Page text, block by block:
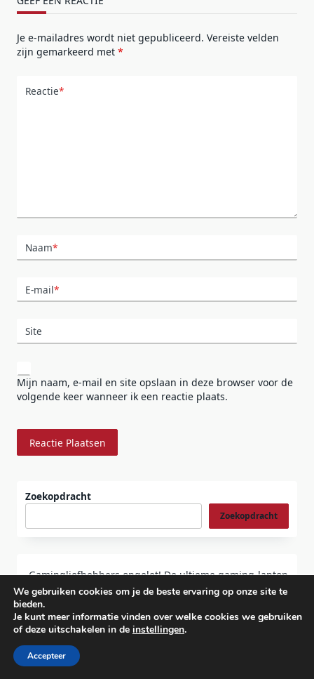
Je e-mailadres wordt niet gepubliceerd. Vereiste velden
zijn gemarkeerd met *
Reactie*
Naam*
E-mail*
Site
Mijn naam, e-mail en site opslaan in deze browser voor de
volgende keer wanneer ik een reactie plaats.
Zoekopdracht
Zoekopdracht
Gamingliefhebbers opgelet! De ultieme gaming-laptop
ranglijst – Volledige vergelijking van de RTX 40-serie
IPhone 16-serie uitgebreide beoordeling: De perfecte
fusie van innovatie en prestaties
Tablet Vergelijking: Welk Model Past Het Beste Bij Jouw
Behoeften?
We gebruiken cookies om je de beste ervaring op onze site te
bieden.
Je kunt meer informatie vinden over welke cookies we gebruiken
of deze uitschakelen in de instellingen.
Accepteer